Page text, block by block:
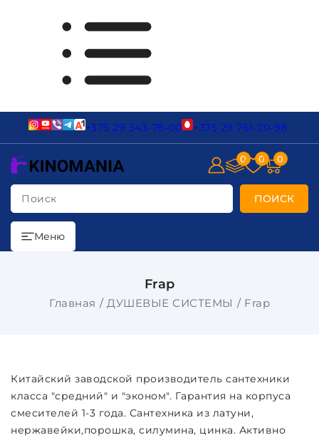
+375 29 343-78-00 +375 29 761-20-98
Поиск ПОИСК
0 0 0
Меню
Frap
Главная ДУШЕВЫЕ СИСТЕМЫ Frap
Китайский заводской производитель сантехники
класса "средний" и "эконом". Гарантия на корпуса
смесителей 1-3 года. Сантехника из латуни,
нержавейки,порошка, силумина, цинка. Активно